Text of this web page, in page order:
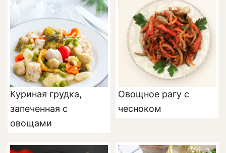
Куриная грудка,
запеченная с
овощами
Овощное рагу с
чесноком